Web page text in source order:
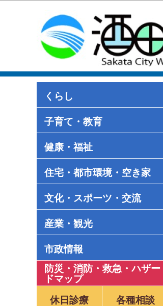
くらし
子育て・教育
健康・福祉
住宅・都市環境・空き家
文化・スポーツ・交流
産業・観光
市政情報
防災・消防・救急 ・ハザー
ドマップ
休日診療
各種相談